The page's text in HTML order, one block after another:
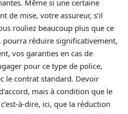
Même si une certaine
de mise, votre assureur, s’il
rouliez beaucoup plus que ce
réduire significativement,
vos garanties en cas de
pour ce type de police,
le contrat standard. Devoir
mais à condition que le
à-dire, ici, que la réduction